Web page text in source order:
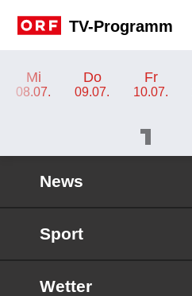
TV-Programm
Mi
08.07.
Do
09.07.
Fr
10.07.
News
Sport
Wetter